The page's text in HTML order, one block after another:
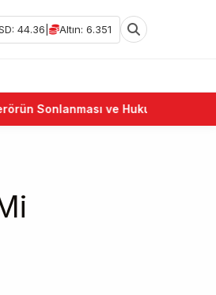
44.36 Altın: 6.351
Sonlanması ve Hukuk Devleti